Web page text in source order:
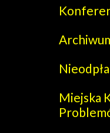
Miejska